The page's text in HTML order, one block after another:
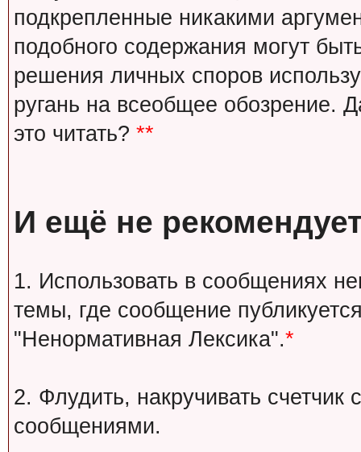
подкрепленные никакими
подобного содержания могут
решения личных споров
ругань на всеобщее обозрение.
это читать? **
И ещё не
1. Использовать в сообщениях
темы, где сообщение
"Ненормативная Лексика".*
2. Флудить, накручивать
сообщениями.